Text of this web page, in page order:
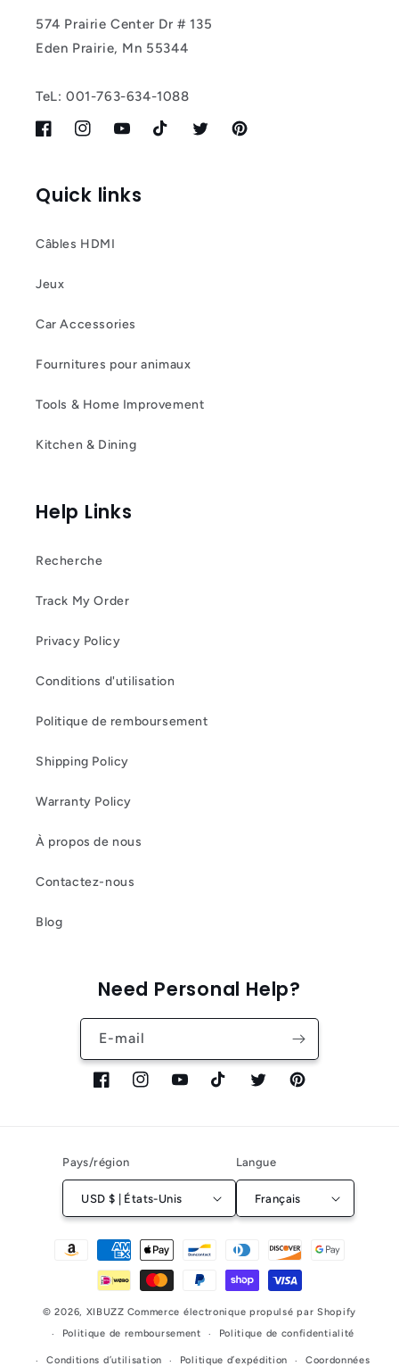
574 Prairie Center Dr # 135
Eden Prairie, Mn 55344
TeL: 001-763-634-1088
FacebookInstagramYouTubeTikTok TwitterPinterest
Quick links
Câbles HDMI
Jeux
Car Accessories
Fournitures pour animaux
Tools & Home Improvement
Kitchen & Dining
Help Links
Recherche
Track My Order
Privacy Policy
Conditions d'utilisation
Politique de remboursement
Shipping Policy
Warranty Policy
À propos de nous
Contactez-nous
Blog
Need Personal Help?
E-mail
FacebookInstagramYouTubeTikTok TwitterPinterest
Pays/région
USD $ | États-Unis
Langue
Français
Moyens
© 2026, XIBUZZ Commerce électronique propulsé par Shopify
Politique de remboursement
Politique de confidentialité
Conditions d’utilisation Politique d’expédition Coordonnées